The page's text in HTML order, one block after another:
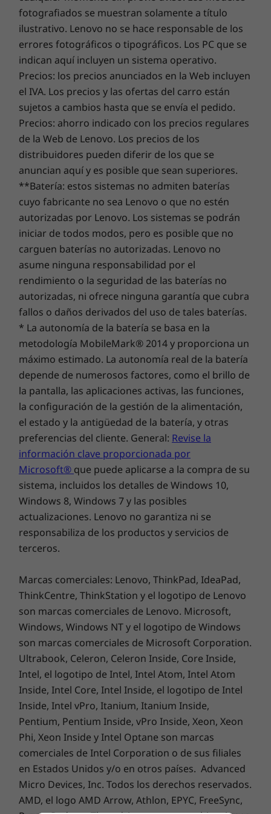
Más pantalla, más
espectáculo
¡Luces, cámara y acción! El portátil IdeaPad
Slim 5 transforma el tiempo libre en un
auténtico espectáculo gracias a su pantalla
LCD de 13,3″ de alta resolución, con colores
vivos y una mayor gama cromática que
proporciona un brillo fiel a la realidad. Su
amplia pantalla brinda un mayor espacio
vertical, perfecto para redes sociales o juegos,
mientras que su máxima relación pantalla-
cuerpo supone más pantalla y menos bisel.
Elegancia y gran
resistencia con
opciones de
conectividad
​El portátil IdeaPad Slim 5 es ultraportátil
gracias a su escaso peso (1,15 kg) y a sus
estilizadas dimensiones (0,56 pulgadas). Por si
fuera poco, su chasis metálico y la certificación
fiabilidad y durabilidad. Este dispositivo
incorpora una excelente conectividad gracias a
sus numerosos puertos USB, DisplayPort 1.4,
HDMI y una toma de audio, que le confieren
una gran versatilidad.
Peso
A partir de 1,15 kg
Teclado
Teclado con retroiluminación
Tecla Copilot
Recorrido de teclas de 1,3 mm (0,05″)
Mylar TrackPad
Las especificaciones pueden variar según la región o el modelo.
Sostenibilidad
Material
90 % de plástico reciclado posconsumo (PCC) utilizado
en la carcasa del adaptador de alimentación negro de
65 W
90 % de plástico que habría terminado en el océano en
la bolsa del sistema
Cartón con certificación Forest Stewardship Council
(FSC)
Certificaciones y registros
ENERGY STAR
8.0
EPEAT Gold*
Certificación Eyesafe®para poca luz azul (solución de
hardware)
Certificación Eyesafe®para poca luz azul (solución de
software)
MIL-STD 810H
Windows Cortana
*Visitawww.epeat.netpara ver el estado del registro por país.
Las especificaciones pueden variar según la región o el modelo.
Información adicional
Seguridad
Inicio de sesión Smart mediante reconocimiento facial
(requiere cámara de infrarrojos)
Cámara web con obturador de privacidad
Software preinstalado
Dolby Audio™
Lenovo Vantage
McAfee LiveSafe™ (versión de prueba)
Office 365 (versión de prueba)
Windows 11 Home/Pro
Contenido de la caja
Portátil Lenovo IdeaPad Slim 5 Gen 10 (13″ AMD)
para tu nuevo dispositivo Lenovo.
Actualiza la garantía de tu portátil
En Lenovo, todos los portátiles vienen con una garantía
de la batería de un año, independientemente de la
garantía de tu ordenador. Pero aquí está el verdadero
cambio revolucionario: ofrecemos unaSealed Battery
Warranty de tres añosen algunos PC. Disfruta de tres
años de batería con una autonomía sin problemas al
comprar esta actualización con tu dispositivo o durante
el período de garantía de la batería original de un año
(si tu batería está en buen estado). Y lo que es mejor,
tienes cubierto un cambio de batería en caso de sufrir
contratiempos. Mejora tu experiencia con la opción de
actualizar al On-site Service. En Lenovo, la excelencia
reside allí donde el rendimiento y la protección del
portátil se unen.
fotografiados se muestran solamente a título
ilustrativo. Lenovo no se hace responsable de los
errores fotográficos o tipográficos. Los PC que se
indican aquí incluyen un sistema operativo.
Precios: los precios anunciados en la Web incluyen
el IVA. Los precios y las ofertas del carro están
sujetos a cambios hasta que se envía el pedido.
Precios: ahorro indicado con los precios regulares
de la Web de Lenovo. Los precios de los
distribuidores pueden diferir de los que se
anuncian aquí y es posible que sean superiores.
**Batería: estos sistemas no admiten baterías
cuyo fabricante no sea Lenovo o que no estén
autorizadas por Lenovo. Los sistemas se podrán
iniciar de todos modos, pero es posible que no
carguen baterías no autorizadas. Lenovo no
asume ninguna responsabilidad por el
rendimiento o la seguridad de las baterías no
autorizadas, ni ofrece ninguna garantía que cubra
fallos o daños derivados del uso de tales baterías.
* La autonomía de la batería se basa en la
metodología MobileMark® 2014 y proporciona un
máximo estimado. La autonomía real de la batería
depende de numerosos factores, como el brillo de
la pantalla, las aplicaciones activas, las funciones,
la configuración de la gestión de la alimentación,
el estado y la antigüedad de la batería, y otras
preferencias del cliente. General: Revise la
información clave proporcionada por
Microsoft® que puede aplicarse a la compra de su
sistema, incluidos los detalles de Windows 10,
Windows 8, Windows 7 y las posibles
actualizaciones. Lenovo no garantiza ni se
responsabiliza de los productos y servicios de
terceros.
Marcas comerciales: Lenovo, ThinkPad, IdeaPad,
ThinkCentre, ThinkStation y el logotipo de Lenovo
son marcas comerciales de Lenovo. Microsoft,
Windows, Windows NT y el logotipo de Windows
son marcas comerciales de Microsoft Corporation.
Ultrabook, Celeron, Celeron Inside, Core Inside,
Intel, el logotipo de Intel, Intel Atom, Intel Atom
Inside, Intel Core, Intel Inside, el logotipo de Intel
Inside, Intel vPro, Itanium, Itanium Inside,
Pentium, Pentium Inside, vPro Inside, Xeon, Xeon
Phi, Xeon Inside y Intel Optane son marcas
comerciales de Intel Corporation o de sus filiales
en Estados Unidos y/o en otros países. Advanced
Micro Devices, Inc. Todos los derechos reservados.
AMD, el logo AMD Arrow, Athlon, EPYC, FreeSync,